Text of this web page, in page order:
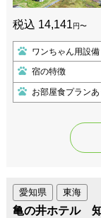
税込 14,141円〜
ワンちゃん用設
宿の特徴
お部屋食プランあ
東海
愛知県
亀の井ホテル